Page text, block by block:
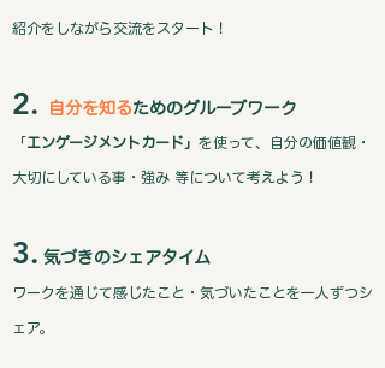
紹介をしながら交流をスタート！
2. 自分を知るためのグループワーク
「エンゲージメントカード」 を使って、自分の価値観・
大切にしている事・強み 等について考えよう！
3. 気づきのシェアタイム
ワークを通じて感じたこと・気づいたことを一人ずつシ
ェア。